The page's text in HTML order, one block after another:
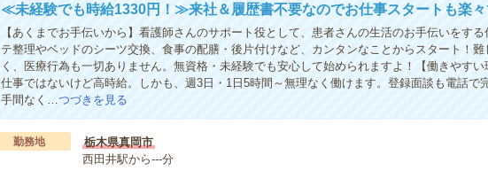
≪未経験でも時給1330円！≫来社＆履歴書不要なのでお仕事スタートも楽々
【あくまでお手伝いから】看護師さんのサポート役として、患者さんの生活のお手伝いをす
テ整理やベッドのシーツ交換、食事の配膳・後片付けなど、カンタンなことからスタート！難
く、医療行為も一切ありません。無資格・未経験でも安心して始められますよ！【働きやす
仕事ではないけど高時給。しかも、週3日・1日5時間～無理なく働けます。登録面談も電話で
手間なく…つづきを見る
勤務地
栃木県真岡市
西田井駅から---分